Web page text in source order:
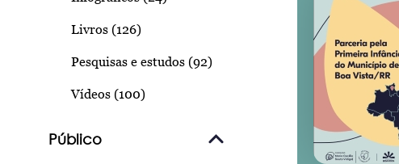
Livros (126)
Pesquisas e estudos (92)
Vídeos (100)
Público